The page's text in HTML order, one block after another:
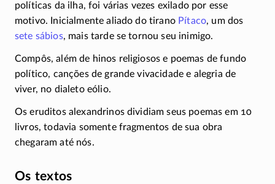
políticas da ilha, foi várias vezes exilado por esse
motivo. Inicialmente aliado do tirano Pítaco, um dos
sete sábios, mais tarde se tornou seu inimigo.
Compôs, além de hinos religiosos e poemas de fundo
político, canções de grande vivacidade e alegria de
viver, no dialeto eólio.
Os eruditos alexandrinos dividiam seus poemas em 10
livros, todavia somente fragmentos de sua obra
chegaram até nós.
Os textos